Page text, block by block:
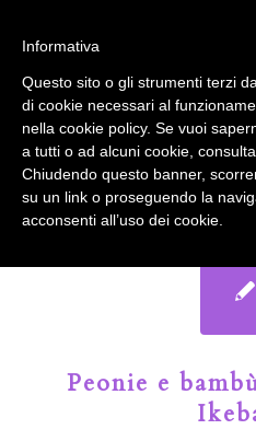
Il Blog del
Peonie e
accetta l'uso dei cookies
Fai clic per abilitare/
Google Analytics.
OK
Informativa
Questo sito o gli strumenti terzi
di cookie necessari al
nella cookie policy. Se vuoi
a tutti o ad alcuni cookie,
Chiudendo questo banner,
su un link o proseguendo la
acconsenti all’uso dei cookie.